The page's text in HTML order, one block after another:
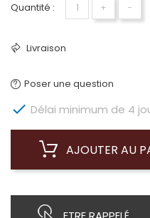
Quantité : + −
Livraison
Poser une question
 Délai minimum de 4
AJOUTER AU